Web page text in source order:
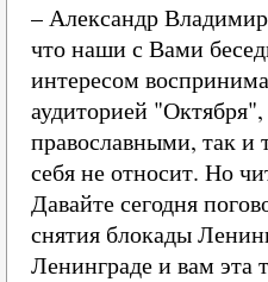
– Александр
что наши с Вами
интересом
аудиторией
православными, так
себя не относит. Но
Давайте сегодня
снятия блокады
Ленинграде и вам эта